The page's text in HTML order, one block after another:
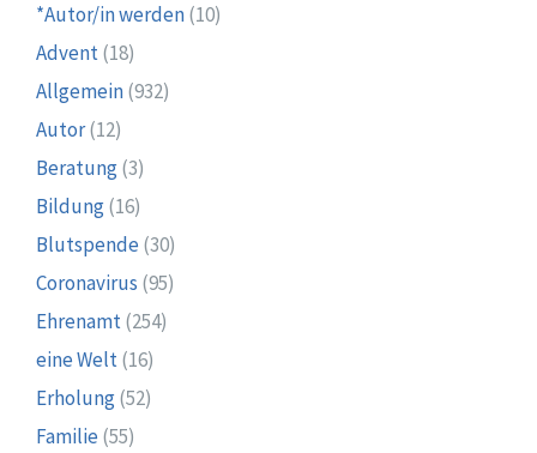
*Autor/in werden(10)
Advent(18)
Allgemein(932)
Autor(12)
Beratung(3)
Bildung(16)
Blutspende (30)
Coronavirus (95)
Ehrenamt(254)
eine Welt(16)
Erholung(52)
Familie (55)